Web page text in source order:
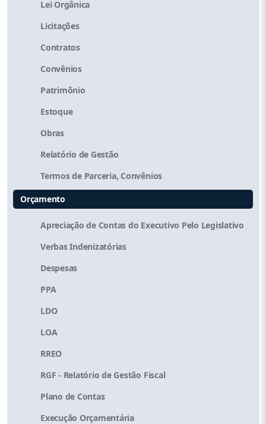
Lei Orgânica
Licitações
Contratos
Convênios
Patrimônio
Estoque
Obras
Relatório de Gestão
Termos de Parceria, Convênios
Orçamento
Apreciação de Contas do Executivo Pelo Legislativo
Verbas Indenizatórias
Despesas
PPA
LDO
LOA
RREO
RGF - Relatório de Gestão Fiscal
Plano de Contas
Execução Orçamentária